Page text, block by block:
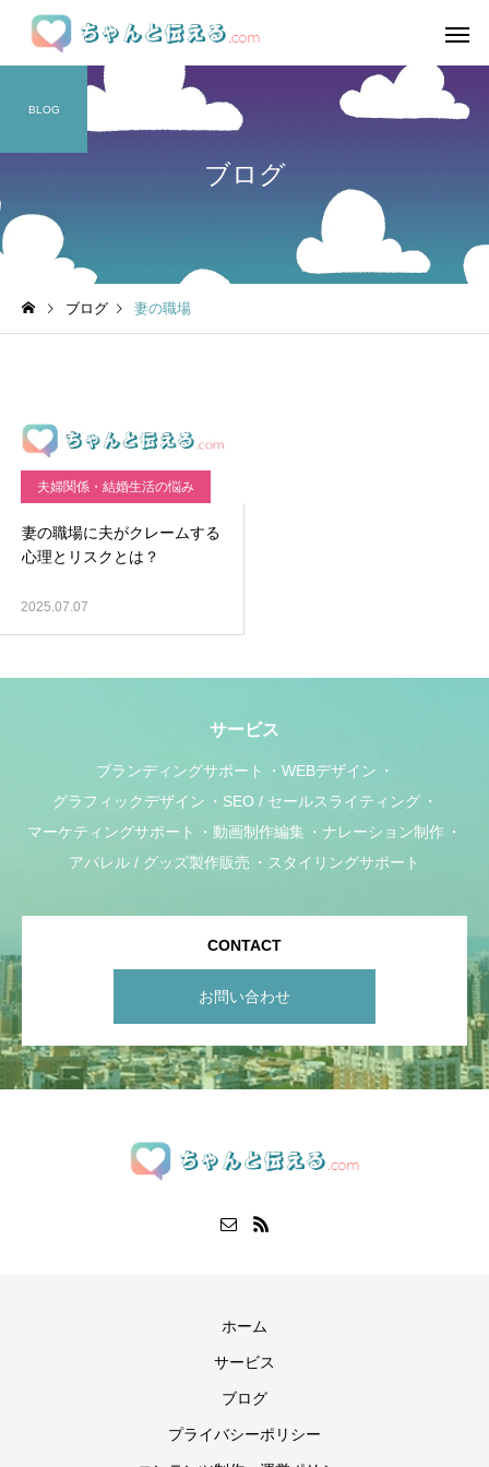
ブログ
BLOG
ブログ 妻の職場
夫婦関係・結婚生活の悩み
妻の職場に夫がクレームする
心理とリスクとは？
2025.07.07
サービス
ブランディングサポート
WEBデザイン
グラフィックデザイン
SEO / セールスライティング
マーケティングサポート
動画制作編集
ナレーション制作
アパレル / グッズ製作販売
スタイリングサポート
CONTACT
お問い合わせ
ホーム
サービス
ブログ
プライバシーポリシー